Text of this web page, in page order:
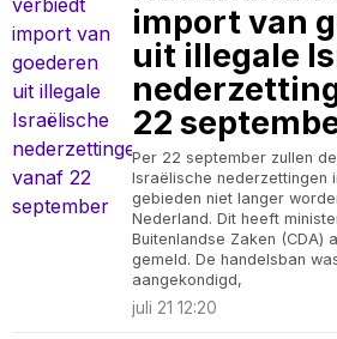
import van
uit illegale
22
Per 22 september zullen
Israëlische nederzettingen
gebieden niet langer
Nederland. Dit heeft
Buitenlandse Zaken (CDA)
gemeld. De handelsban
aangekondigd,
juli 21 12:20